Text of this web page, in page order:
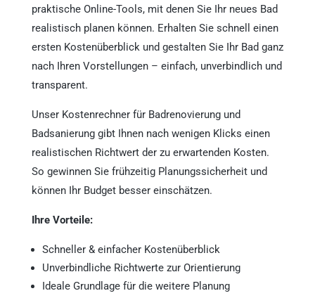
praktische Online-Tools, mit denen Sie Ihr neues Bad
realistisch planen können. Erhalten Sie schnell einen
ersten Kostenüberblick und gestalten Sie Ihr Bad ganz
nach Ihren Vorstellungen – einfach, unverbindlich und
transparent.
Unser Kostenrechner für Badrenovierung und
Badsanierung gibt Ihnen nach wenigen Klicks einen
realistischen Richtwert der zu erwartenden Kosten.
So gewinnen Sie frühzeitig Planungssicherheit und
können Ihr Budget besser einschätzen.
Ihre Vorteile:
Schneller & einfacher Kostenüberblick
Unverbindliche Richtwerte zur Orientierung
Ideale Grundlage für die weitere Planung